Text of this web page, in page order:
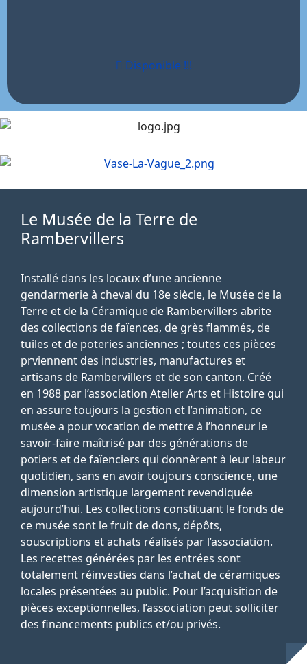
Disponible !!!
Le Musée de la Terre de
Rambervillers
Installé dans les locaux d’une ancienne
gendarmerie à cheval du 18e siècle, le Musée de la
Terre et de la Céramique de Rambervillers abrite
des collections de faïences, de grès flammés, de
tuiles et de poteries anciennes ; toutes ces pièces
prviennent des industries, manufactures et
artisans de Rambervillers et de son canton. Créé
en 1988 par l’association Atelier Arts et Histoire qui
en assure toujours la gestion et l’animation, ce
musée a pour vocation de mettre à l’honneur le
savoir-faire maîtrisé par des générations de
potiers et de faïenciers qui donnèrent à leur labeur
quotidien, sans en avoir toujours conscience, une
dimension artistique largement revendiquée
aujourd’hui. Les collections constituant le fonds de
ce musée sont le fruit de dons, dépôts,
souscriptions et achats réalisés par l’association.
Les recettes générées par les entrées sont
totalement réinvesties dans l’achat de céramiques
locales présentées au public. Pour l’acquisition de
pièces exceptionnelles, l’association peut solliciter
des financements publics et/ou privés.